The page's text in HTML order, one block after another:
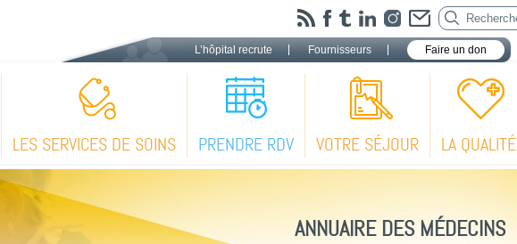
L’hôpital recrute Fournisseurs Faire un don
LES SERVICES DE SOINS PRENDRE RDV VOTRE SÉJOUR LA QUALITÉ
ANNUAIRE DES MÉDECINS